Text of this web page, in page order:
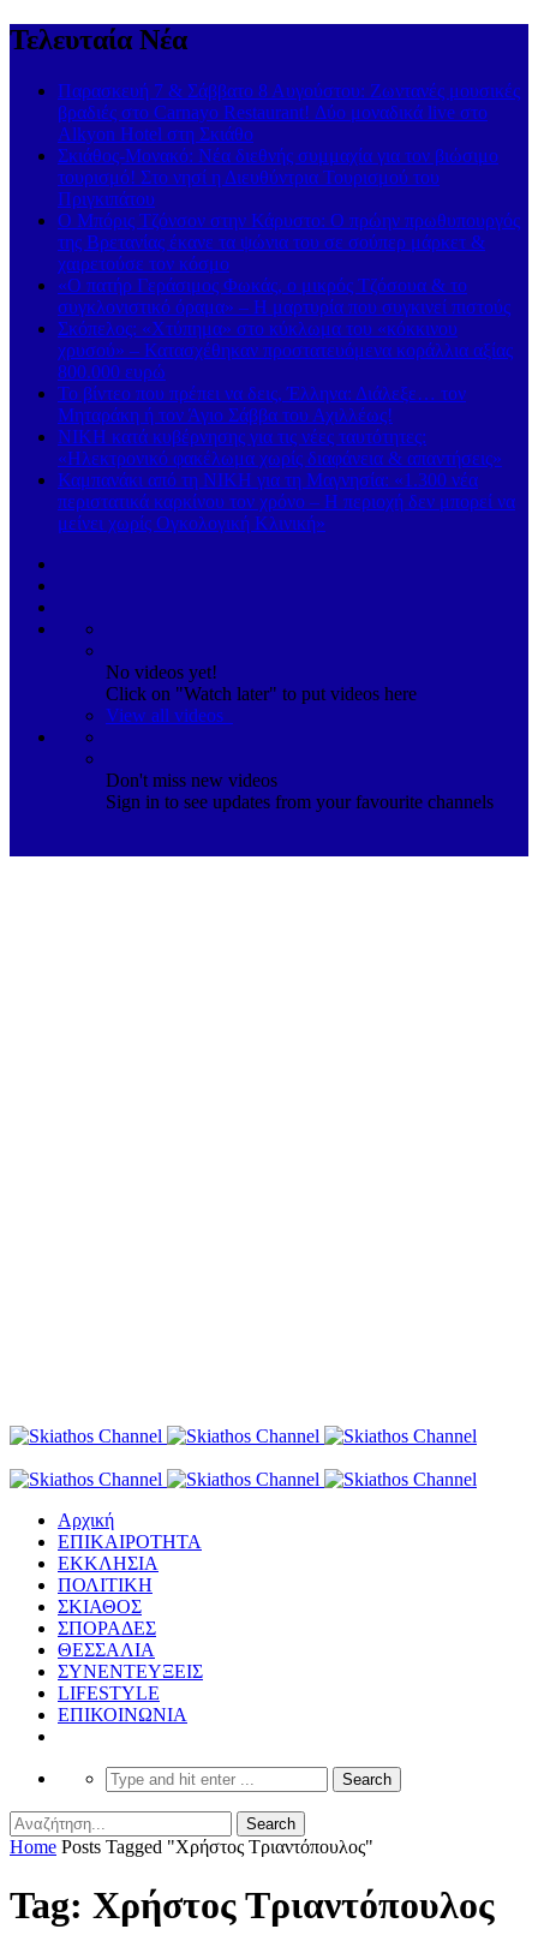
Τελευταία Νέα
Παρασκευή 7 & Σάββατο 8 Αυγούστου: Ζωντανές μουσικές
βραδιές στο Carnayo Restaurant! Δύο μοναδικά live στο
Alkyon Hotel στη Σκιάθο
Σκιάθος-Μονακό: Νέα διεθνής συμμαχία για τον βιώσιμο
τουρισμό! Στο νησί η Διευθύντρια Τουρισμού του
Πριγκιπάτου
Ο Μπόρις Τζόνσον στην Κάρυστο: Ο πρώην πρωθυπουργός
της Βρετανίας έκανε τα ψώνια του σε σούπερ μάρκετ &
χαιρετούσε τον κόσμο
«Ο πατήρ Γεράσιμος Φωκάς, ο μικρός Τζόσουα & το
συγκλονιστικό όραμα» – Η μαρτυρία που συγκινεί πιστούς
Σκόπελος: «Χτύπημα» στο κύκλωμα του «κόκκινου
χρυσού» – Κατασχέθηκαν προστατευόμενα κοράλλια αξίας
800.000 ευρώ
Το βίντεο που πρέπει να δεις, Έλληνα: Διάλεξε… τον
Μηταράκη ή τον Άγιο Σάββα του Αχιλλέως!
ΝΙΚΗ κατά κυβέρνησης για τις νέες ταυτότητες:
«Ηλεκτρονικό φακέλωμα χωρίς διαφάνεια & απαντήσεις»
Καμπανάκι από τη ΝΙΚΗ για τη Μαγνησία: «1.300 νέα
περιστατικά καρκίνου τον χρόνο – Η περιοχή δεν μπορεί να
μείνει χωρίς Ογκολογική Κλινική»
No videos yet!
Click on "Watch later" to put videos here
View all videos
Don't miss new videos
Sign in to see updates from your favourite channels
Αρχική
ΕΠΙΚΑΙΡΟΤΗΤΑ
ΕΚΚΛΗΣΙΑ
ΠΟΛΙΤΙΚΗ
ΣΚΙΑΘΟΣ
ΣΠΟΡΑΔΕΣ
ΘΕΣΣΑΛΙΑ
ΣΥΝΕΝΤΕΥΞΕΙΣ
LIFESTYLE
ΕΠΙΚΟΙΝΩΝΙΑ
Home Posts Tagged "Χρήστος Τριαντόπουλος"
Tag: Χρήστος Τριαντόπουλος